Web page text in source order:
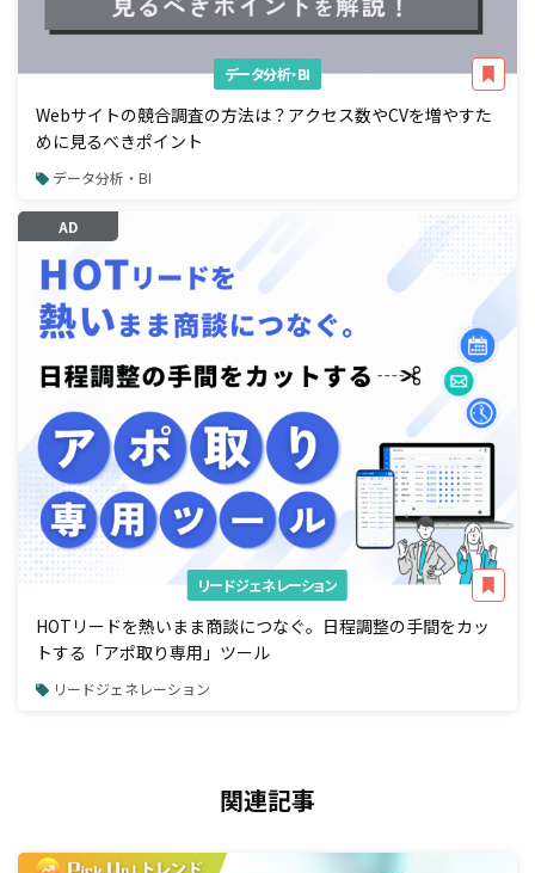
データ分析・BI
Webサイトの競合調査の方法は？アクセス数やCVを増やすた
めに見るべきポイント
データ分析・BI
AD
リードジェネレーション
HOTリードを熱いまま商談につなぐ。日程調整の手間をカッ
トする「アポ取り専用」ツール
リードジェネレーション
関連記事